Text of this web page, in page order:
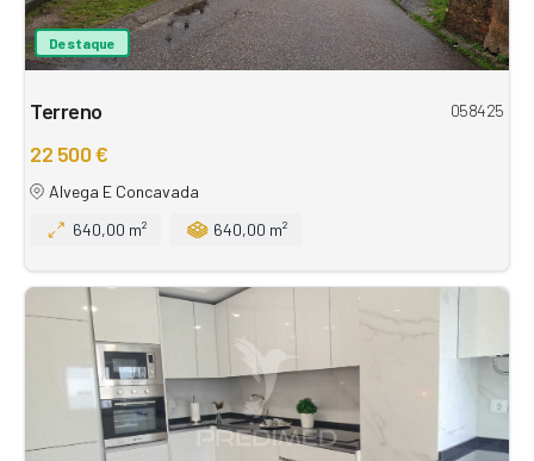
Destaque
Terreno 058425
22 500 €
Alvega E Concavada
640,00 m²
640,00 m²